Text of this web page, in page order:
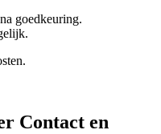
goedkeuring.
Contact en